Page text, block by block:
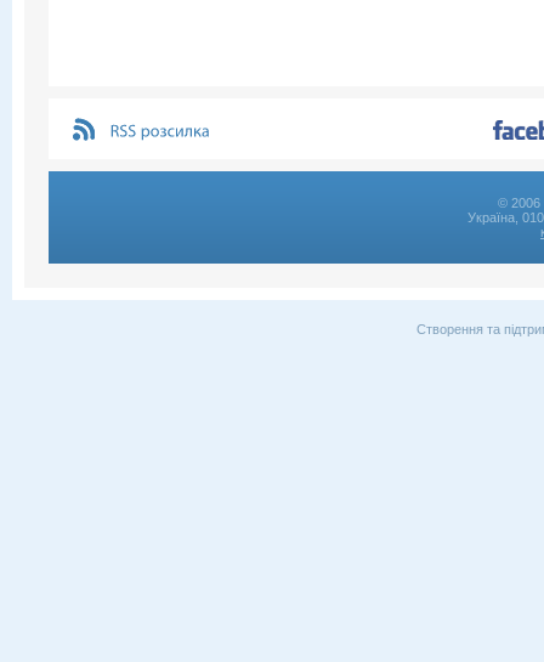
© 2006
Україна,
Створення та